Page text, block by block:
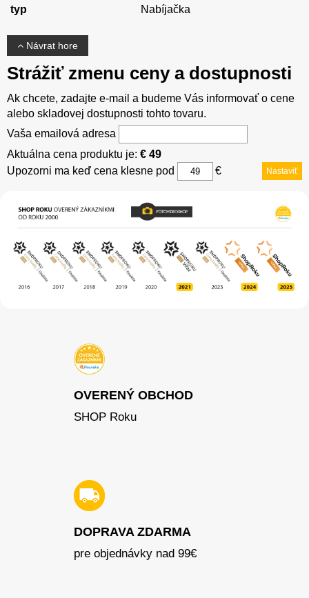
typ
Nabíjačka
Návrat hore
Strážiť zmenu ceny a dostupnosti
Ak chcete, zadajte e-mail a budeme Vás informovať o cene
alebo skladovej dostupnosti tohto tovaru.
Vaša emailová adresa
Aktuálna cena produktu je: € 49
Upozorni ma keď cena klesne pod
€ Nastaviť
OVERENÝ OBCHOD
SHOP Roku
DOPRAVA ZDARMA
pre objednávky nad 99€